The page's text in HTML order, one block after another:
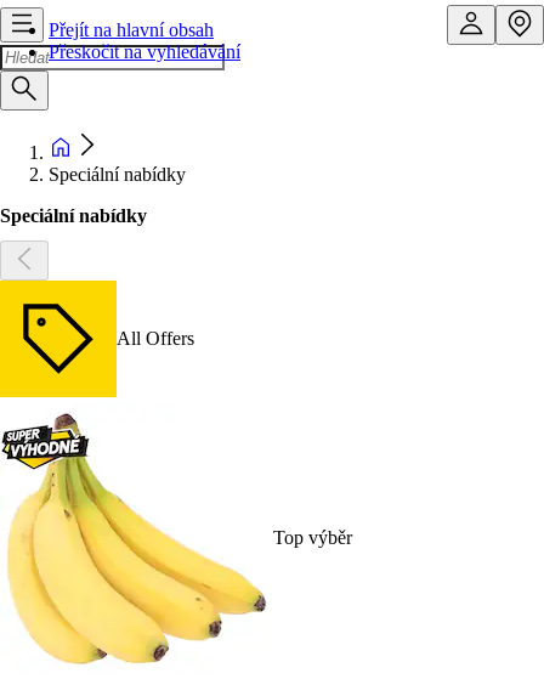
Přejít na hlavní obsah
Přeskočit na vyhledávání
Speciální nabídky
Speciální nabídky
All Offers
Top výběr